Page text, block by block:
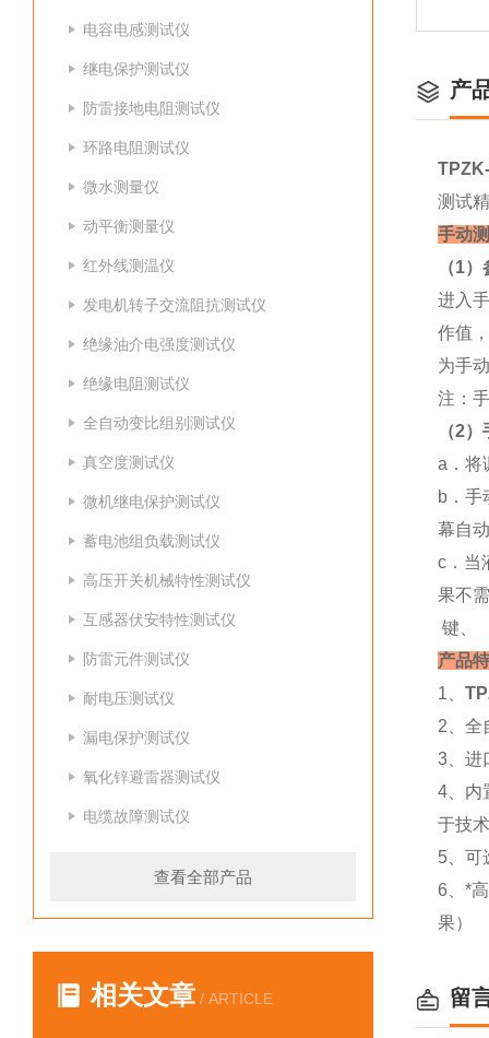
电容电感测试仪
继电保护测试仪
防雷接地电阻测试仪
环路电阻测试仪
微水测量仪
动平衡测量仪
红外线测温仪
发电机转子交流阻抗测试仪
绝缘油介电强度测试仪
绝缘电阻测试仪
全自动变比组别测试仪
真空度测试仪
微机继电保护测试仪
蓄电池组负载测试仪
高压开关机械特性测试仪
互感器伏安特性测试仪
防雷元件测试仪
耐电压测试仪
漏电保护测试仪
氧化锌避雷器测试仪
电缆故障测试仪
查看全部产品
相关文章 / ARTICLE
产
测试
手动
（1
进入
作值
为手
注：
（2
a．将
b．手
幕自
c．当
果不
键、
产品
1、
2、全
3、进
4、内
于技
5、可
6、*
果）
留